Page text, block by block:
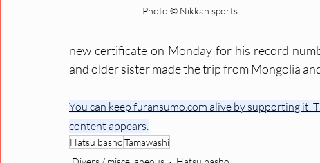
Photo © Nikkan sports
new certificate on Monday for his record
and older sister made the trip from Mongolia
You can keep furansumo.com alive by supporting
content appears.
Hatsu bashoTamawashi